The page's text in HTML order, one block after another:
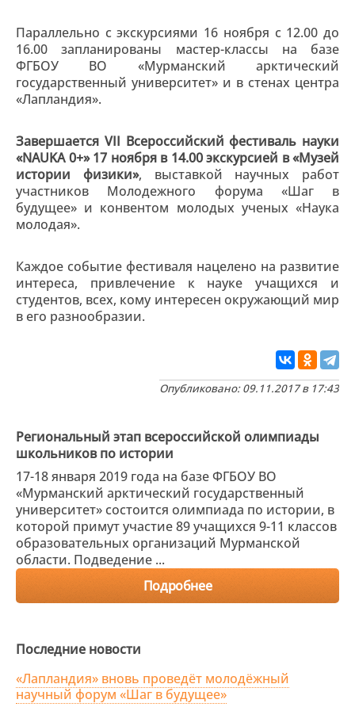
Параллельно с экскурсиями 16 ноября с 12.00 до
16.00 запланированы мастер-классы на базе
ФГБОУ ВО «Мурманский арктический
государственный университет» и в стенах центра
«Лапландия».
Завершается VII Всероссийский фестиваль науки
«NAUKA 0+» 17 ноября в 14.00 экскурсией в «Музей
истории физики», выставкой научных работ
участников Молодежного форума «Шаг в
будущее» и конвентом молодых ученых «Наука
молодая».
Каждое событие фестиваля нацелено на развитие
интереса, привлечение к науке учащихся и
студентов, всех, кому интересен окружающий мир
в его разнообразии.
Опубликовано: 09.11.2017 в 17:43
Региональный этап всероссийской олимпиады
школьников по истории
17-18 января 2019 года на базе ФГБОУ ВО
«Мурманский арктический государственный
университет» состоится олимпиада по истории, в
которой примут участие 89 учащихся 9-11 классов
образовательных организаций Мурманской
области. Подведение ...
Подробнее
Последние новости
«Лапландия» вновь проведёт молодёжный
научный форум «Шаг в будущее»